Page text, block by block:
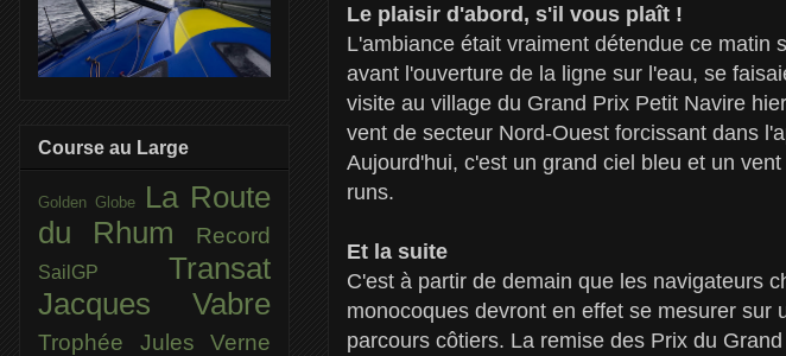
Le plaisir d'abord, s'il vous plaît !
L'ambiance était vraiment détendue ce matin
avant l'ouverture de la ligne sur l'eau, se
visite au village du Grand Prix Petit Navire
vent de secteur Nord-Ouest forcissant dans
Aujourd'hui, c'est un grand ciel bleu et un
runs.
Et la suite
C'est à partir de demain que les navigateurs
monocoques devront en effet se mesurer
parcours côtiers. La remise des Prix du
Course au Large
Golden Globe
La Route
du Rhum
Record
SailGP Transat
Jacques Vabre
Trophée Jules Verne